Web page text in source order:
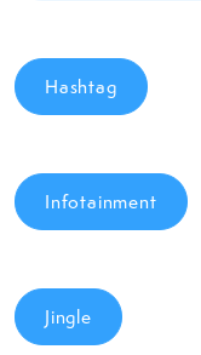
Hashtag
Infotainment
Jingle